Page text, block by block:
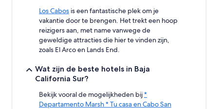
Los Cabos is een fantastische plek om je
vakantie door te brengen. Het trekt een hoop
reizigers aan, met name vanwege de
geweldige attracties die hier te vinden zijn,
zoals El Arco en Lands End.
Wat zijn de beste hotels in Baja
California Sur?
Bekijk vooral de mogelijkheden bij*
Departamento Marsh * Tu casa en Cabo San